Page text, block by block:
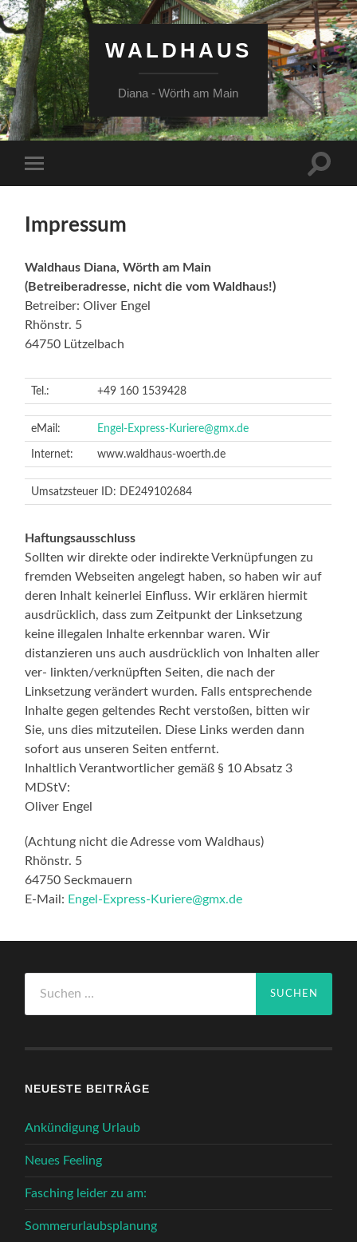
WALDHAUS
Diana - Wörth am Main
Menü
Impressum
Waldhaus Diana, Wörth am Main
(Betreiberadresse, nicht die vom Waldhaus!)
Betreiber: Oliver Engel
Rhönstr. 5
64750 Lützelbach
Tel.: +49 160 1539428
eMail: Engel-Express-Kuriere@gmx.de
Internet: www.waldhaus-woerth.de
Umsatzsteuer ID: DE249102684
Haftungsausschluss
Sollten wir direkte oder indirekte Verknüpfungen zu
fremden Webseiten angelegt haben, so haben wir auf
deren Inhalt keinerlei Einfluss. Wir erklären hiermit
ausdrücklich, dass zum Zeitpunkt der Linksetzung
keine illegalen Inhalte erkennbar waren. Wir
distanzieren uns auch ausdrücklich von Inhalten aller
ver- linkten/verknüpften Seiten, die nach der
Linksetzung verändert wurden. Falls entsprechende
Inhalte gegen geltendes Recht verstoßen, bitten wir
Sie, uns dies mitzuteilen. Diese Links werden dann
sofort aus unseren Seiten entfernt.
Inhaltlich Verantwortlicher gemäß § 10 Absatz 3
MDStV:
Oliver Engel
(Achtung nicht die Adresse vom Waldhaus)
Rhönstr. 5
64750 Seckmauern
E-Mail: Engel-Express-Kuriere@gmx.de
nach:
NEUESTE BEITRÄGE
Ankündigung Urlaub
Neues Feeling
Fasching leider zu am:
Sommerurlaubsplanung